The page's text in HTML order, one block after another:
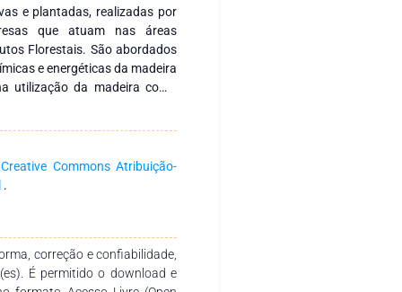
e plantadas, realizadas por
que atuam nas áreas
Florestais. São abordados
e energéticas da madeira
utilização da madeira como
Creative Commons Atribuição-
.
correção e confiabilidade,
É permitido o download e